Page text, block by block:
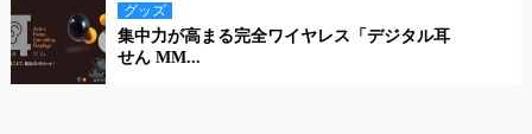
グッズ
集中力が高まる完全ワイヤレス「デジタル耳
せん MM...